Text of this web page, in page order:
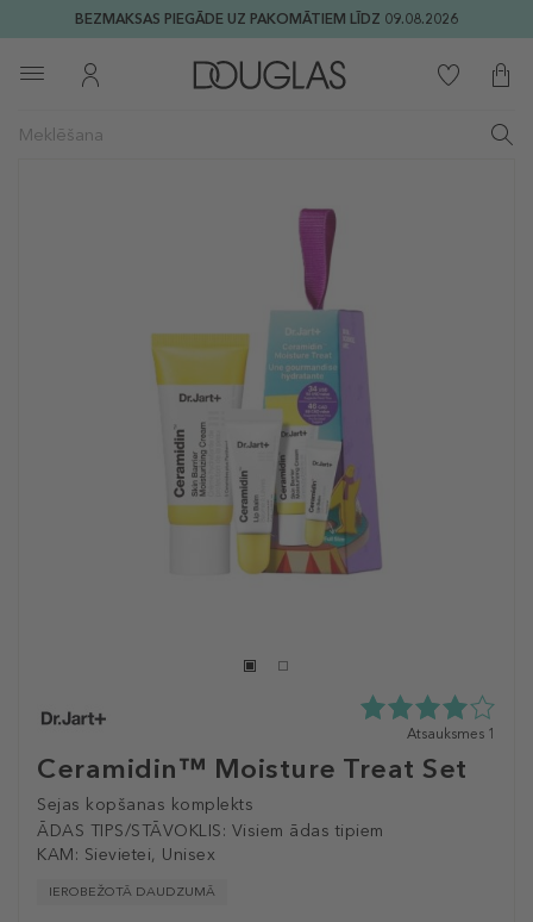
BEZMAKSAS PIEGĀDE UZ PAKOMĀTIEM LĪDZ 09.08.2026
Ceramidin™ Moisture Treat Set
Sejas kopšanas komplekts
ĀDAS TIPS/STĀVOKLIS: Visiem ādas tipiem
KAM: Sievietei, Unisex
IEROBEŽOTĀ DAUDZUMĀ
4.0
no
Atsauksmes 1